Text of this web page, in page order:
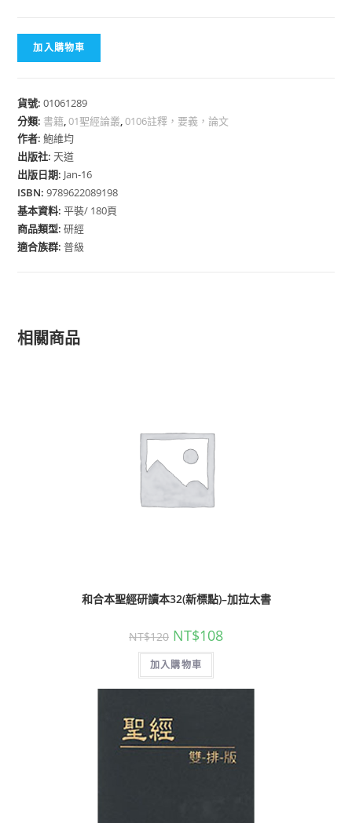
加入購物車
貨號:01061289
分類: 書籍,01聖經論叢,0106註釋，要義，論文
作者:鮑維均
出版社:天道
出版日期: Jan-16
ISBN:9789622089198
基本資料:平裝/ 180頁
商品類型:研經
適合族群:普級
相關商品
和合本聖經研讀本32(新標點)–加拉太書
NT$120 NT$108
加入購物車